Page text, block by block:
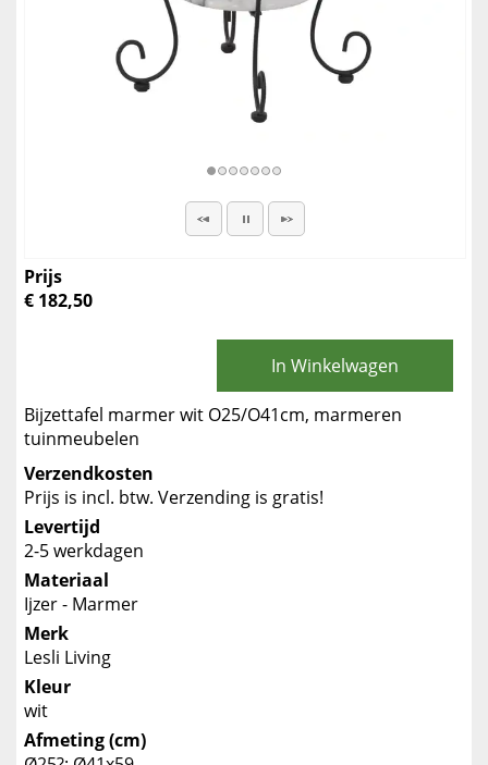
Prijs
€ 182,50
In Winkelwagen
Bijzettafel marmer wit O25/O41cm, marmeren
tuinmeubelen
Verzendkosten
Prijs is incl. btw. Verzending is gratis!
Levertijd
2-5 werkdagen
Materiaal
Ijzer - Marmer
Merk
Lesli Living
Kleur
wit
Afmeting (cm)